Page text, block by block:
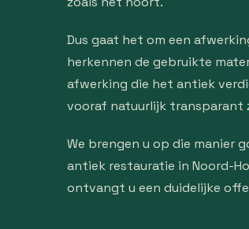
Dus gaat het om een
herkennen de gebruikte
afwerking die het antiek
vooraf natuurlijk transparant
We brengen u op die manier
antiek restauratie in Noord-
ontvangt u een duidelijke